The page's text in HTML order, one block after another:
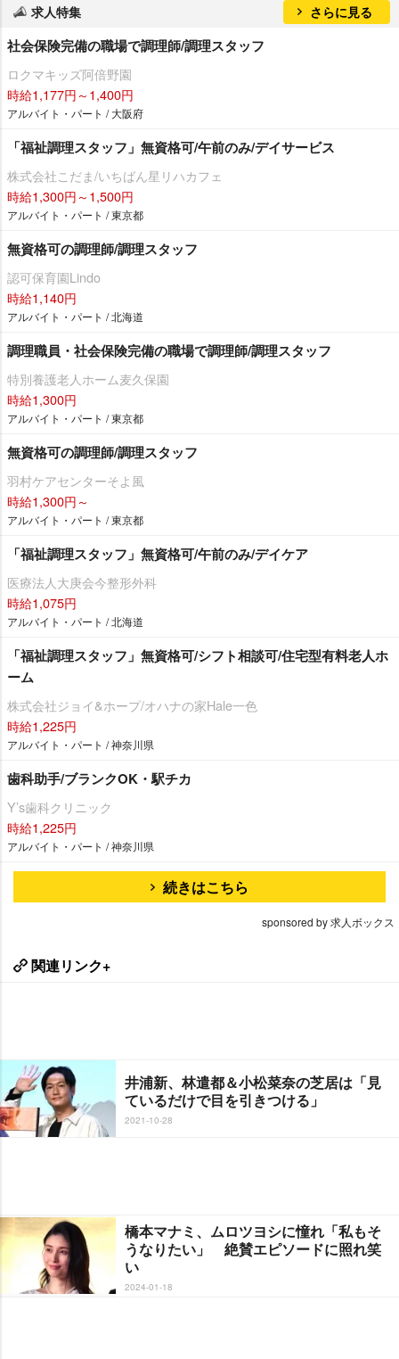
求人特集 さらに見る
社会保険完備の職場で調理師/調理スタッフ
ロクマキッズ阿倍野園
時給1,177円～1,400円
アルバイト・パート / 大阪府
「福祉調理スタッフ」無資格可/午前のみ/デイサービス
株式会社こだま/いちばん星リハカフェ
時給1,300円～1,500円
アルバイト・パート / 東京都
無資格可の調理師/調理スタッフ
認可保育園Lindo
時給1,140円
アルバイト・パート / 北海道
調理職員・社会保険完備の職場で調理師/調理スタッフ
特別養護老人ホーム麦久保園
時給1,300円
アルバイト・パート / 東京都
無資格可の調理師/調理スタッフ
羽村ケアセンターそよ風
時給1,300円～
アルバイト・パート / 東京都
「福祉調理スタッフ」無資格可/午前のみ/デイケア
医療法人大庚会今整形外科
時給1,075円
アルバイト・パート / 北海道
「福祉調理スタッフ」無資格可/シフト相談可/住宅型有料老人ホ
ーム
株式会社ジョイ&ホープ/オハナの家Hale一色
時給1,225円
アルバイト・パート / 神奈川県
歯科助手/ブランクOK・駅チカ
Y’s歯科クリニック
時給1,225円
アルバイト・パート / 神奈川県
続きはこちら
sponsored by 求人ボックス
関連リンク+
井浦新、林遣都＆小松菜奈の芝居は「見
ているだけで目を引きつける」
2021-10-28
橋本マナミ、ムロツヨシに憧れ「私もそ
うなりたい」 絶賛エピソードに照れ笑
い
2024-01-18